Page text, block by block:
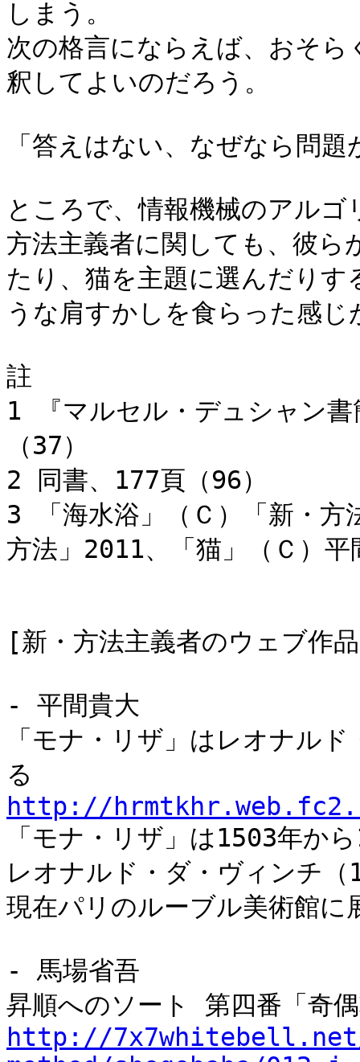
しまう。
次の格言にならえば、おそ
釈してよいのだろう。
「答えはない、なぜなら問
ところで、情報機械のアル
方法主義者に関しても、彼ら
たり、猫を主題に選んだり
うな肩すかしを食らった感
註
1 『マルセル・デュシャン
（37）
2 同書、177頁（96）
3 「海水浴」（Ｃ）「新・方
方法」2011、「猫」（Ｃ）
[新・方法主義者のウェブ作
- 平間貴大
「モナ・リザ」はレオナル
る
http://
「モナ・リザ」は1503年か
レオナルド・ダ・ヴィンチ
現在パリのルーブル美術館に
- 馬場省吾
昇順へのソート 第四番「奇
http://